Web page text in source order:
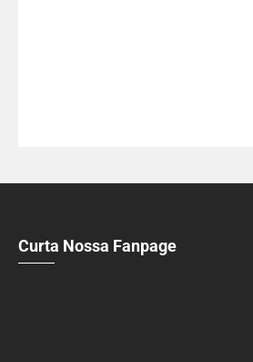
Curta Nossa Fanpage